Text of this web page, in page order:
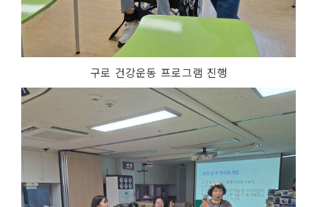
구로 건강운동 프로그램 진행